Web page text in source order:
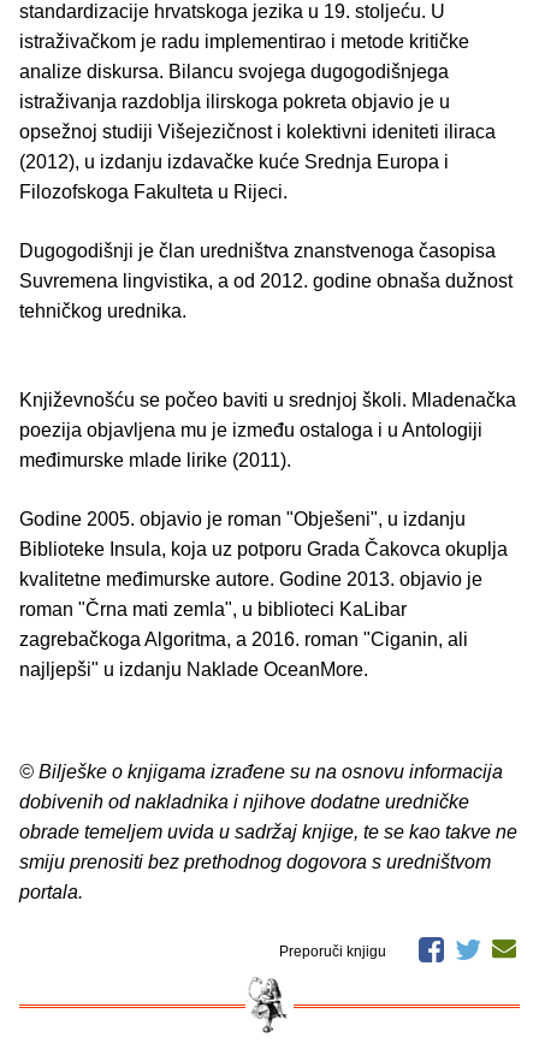
standardizacije hrvatskoga jezika u 19. stoljeću. U
istraživačkom je radu implementirao i metode kritičke
analize diskursa. Bilancu svojega dugogodišnjega
istraživanja razdoblja ilirskoga pokreta objavio je u
opsežnoj studiji Višejezičnost i kolektivni ideniteti iliraca
(2012), u izdanju izdavačke kuće Srednja Europa i
Filozofskoga Fakulteta u Rijeci.
Dugogodišnji je član uredništva znanstvenoga časopisa
Suvremena lingvistika, a od 2012. godine obnaša dužnost
tehničkog urednika.
Književnošću se počeo baviti u srednjoj školi. Mladenačka
poezija objavljena mu je između ostaloga i u Antologiji
međimurske mlade lirike (2011).
Godine 2005. objavio je roman "Obješeni", u izdanju
Biblioteke Insula, koja uz potporu Grada Čakovca okuplja
kvalitetne međimurske autore. Godine 2013. objavio je
roman "Črna mati zemla", u biblioteci KaLibar
zagrebačkoga Algoritma, a 2016. roman "Ciganin, ali
najljepši" u izdanju Naklade OceanMore.
© Bilješke o knjigama izrađene su na osnovu informacija
dobivenih od nakladnika i njihove dodatne uredničke
obrade temeljem uvida u sadržaj knjige, te se kao takve ne
smiju prenositi bez prethodnog dogovora s uredništvom
portala.
Preporuči knjigu